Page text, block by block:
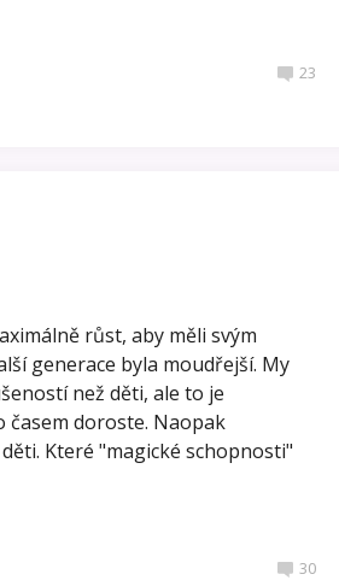
23
růst, aby měli svým
generace byla moudřejší. My
než děti, ale to je
časem doroste. Naopak
Které "magické schopnosti"
30